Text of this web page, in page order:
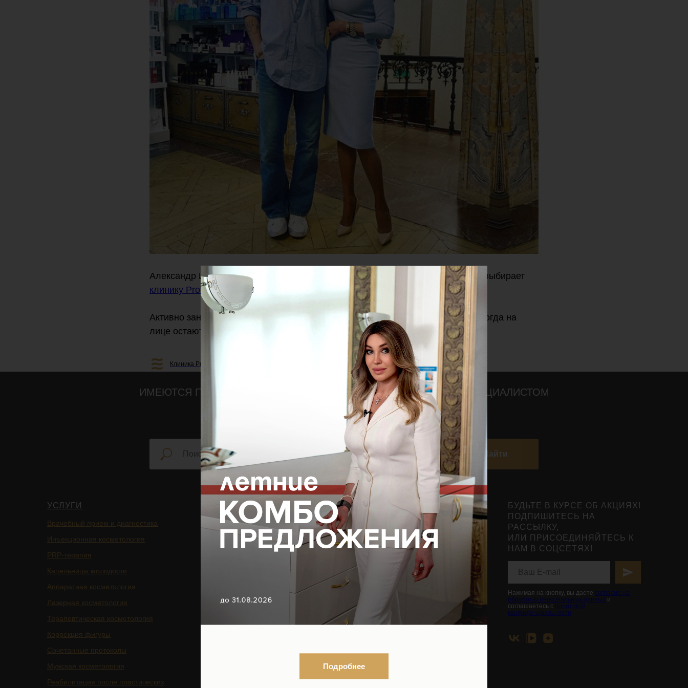
Александр Иванов, менеджер стилиста и телеведущего Александра Рогова, выбирает
клинику Professional
Активно занимающиеся спортом мужчины, всегда в прекрасной форме, но иногда на
лице остаются следы усталости, поэтому мужчины тоже делают
💉.
Клиника Professional-Москва
ИМЕЮТСЯ ПРОТИВОПОКАЗАНИЯ, ПРОКОНСУЛЬТИРУЙТЕСЬ СО СПЕЦИАЛИСТОМ
18+
Найти
УСЛУГИ
Врачебный прием и диагностика
Инъекционная косметология
PRP-терапия
Капельницы молодости
Аппаратная косметология
Лазерная косметология
Терапевтическая косметология
Коррекция фигуры
Сочетанные протоколы
Мужская косметология
Реабилитация после пластических
НАВИГАЦИЯ ПО САЙТУ
Главная
Магазин
ЮРИДИЧЕСКАЯ
ИНФОРМАЦИЯ
Организационные документы
Нормативно-правовые документы
Контакты органов исполнительной
власти в сфере охраны здоровья
БУДЬТЕ В КУРСЕ ОБ АКЦИЯХ!
ПОДПИШИТЕСЬ НА
РАССЫЛКУ,
ИЛИ ПРИСОЕДИНЯЙТЕСЬ К
НАМ В СОЦСЕТЯХ!
Нажимая на кнопку, вы даете согласие на
обработку персональных данных и
соглашаетесь с политикой
конфиденциальности
Подробнее